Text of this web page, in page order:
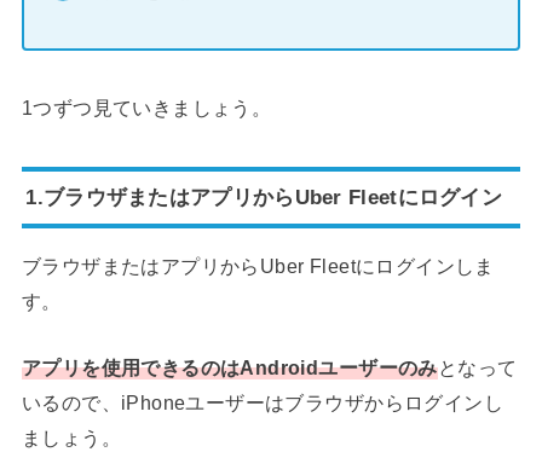
1つずつ見ていきましょう。
1.ブラウザまたはアプリからUber Fleetにログイン
ブラウザまたはアプリからUber Fleetにログインしま
す。
アプリを使用できるのはAndroidユーザーのみとなって
いるので、iPhoneユーザーはブラウザからログインし
ましょう。